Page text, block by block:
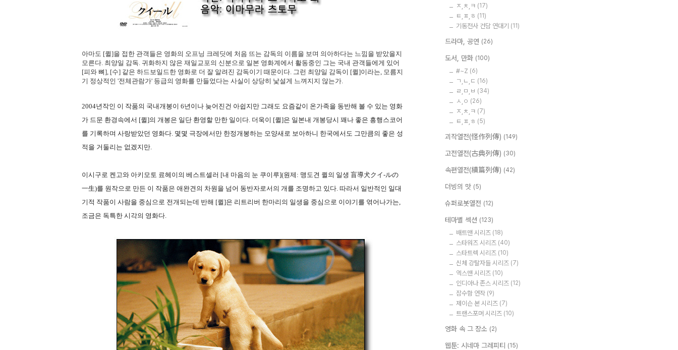
아마도 [퀼]을 접한 관객들은 영화의 오프닝 크레딧에 처음 뜨는 감독의 이름을 보며 의아하다는 느낌을 받았을지
모른다. 최양일 감독. 귀화하지 않은 재일교포의 신분으로 일본 영화계에서 활동중인 그는 국내 관객들에게 있어
[피와 뼈], [수] 같은 하드보일드한 영화로 더 잘 알려진 감독이기 때문이다. 그런 최양일 감독이 [퀼]이라는, 모름지
기 정상적인 '전체관람가' 등급의 영화를 만들었다는 사실이 상당히 낯설게 느껴지지 않는가.
2004년작인 이 작품의 국내개봉이 6년이나 늦어진건 아쉽지만 그래도 요즘같이 온가족을 동반해 볼 수 있는 영화
가 드문 환경속에서 [퀼]의 개봉은 일단 환영할 만한 일이다. 더욱이 [퀼]은 일본내 개봉당시 꽤나 좋은 흥행스코어
를 기록하며 사랑받았던 영화다. 몇몇 극장에서만 한정개봉하는 모양새로 보아하니 한국에서도 그만큼의 좋은 성
적을 거둘리는 없겠지만.
이시구로 켄고와 아키모토 료헤이의 베스트셀러 [내 마음의 눈 쿠이루](원제: 맹도견 퀼의 일생 盲導犬クイ-ルの
一生)를 원작으로 만든 이 작품은 애완견의 차원을 넘어 동반자로서의 개를 조명하고 있다. 따라서 일반적인 일대
기적 작품이 사람을 중심으로 전개되는데 반해 [퀼]은 리트리버 한마리의 일생을 중심으로 이야기를 엮어나가는,
조금은 독특한 시각의 영화다.
ㅈ,ㅊ,ㅋ (17)
ㅌ,ㅍ,ㅎ (11)
기동전사 건담 연대기 (11)
드라마, 공연 (26)
도서, 만화 (100)
#~Z (6)
ㄱ,ㄴ,ㄷ (16)
ㄹ,ㅁ,ㅂ (34)
ㅅ,ㅇ (26)
ㅈ,ㅊ,ㅋ (7)
ㅌ,ㅍ,ㅎ (5)
괴작열전(怪作列傳) (149)
고전열전(古典列傳) (30)
속편열전(續篇列傳) (42)
더빙의 맛 (5)
슈퍼로봇열전 (12)
테마별 섹션 (123)
배트맨 시리즈 (18)
스타워즈 시리즈 (40)
스타트렉 시리즈 (10)
신체 강탈자들 시리즈 (7)
엑스맨 시리즈 (10)
인디아나 존스 시리즈 (12)
잠수함 연작 (9)
제이슨 본 시리즈 (7)
트랜스포머 시리즈 (10)
영화 속 그 장소 (2)
웹툰: 시네마 그레피티 (15)